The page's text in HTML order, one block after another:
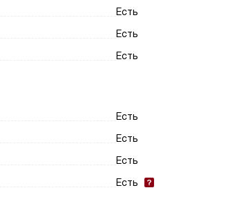
Есть
Есть
Есть
Есть
Есть
Есть
Есть